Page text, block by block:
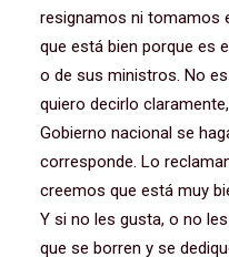
resignamos ni tomamos
que está bien porque es
o de sus ministros. No
quiero decirlo
Gobierno nacional se
corresponde. Lo
creemos que está muy
Y si no les gusta, o no
que se borren y se